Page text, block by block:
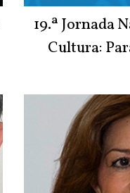
19.ª Jornada
Cultura: